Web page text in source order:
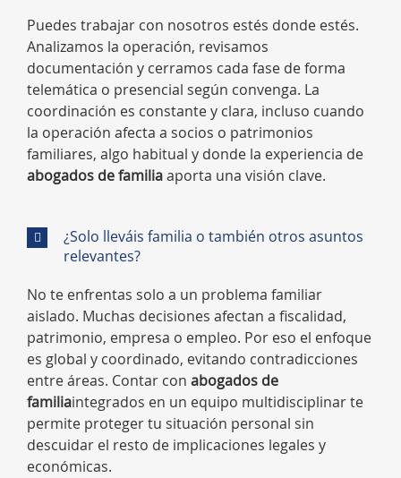
Puedes trabajar con nosotros estés donde estés.
Analizamos la operación, revisamos
documentación y cerramos cada fase de forma
telemática o presencial según convenga. La
coordinación es constante y clara, incluso cuando
la operación afecta a socios o patrimonios
familiares, algo habitual y donde la experiencia de
abogados de familiaaporta una visión clave.
¿Solo lleváis familia o también otros asuntos
relevantes?
No te enfrentas solo a un problema familiar
aislado. Muchas decisiones afectan a fiscalidad,
patrimonio, empresa o empleo. Por eso el enfoque
es global y coordinado, evitando contradicciones
entre áreas. Contar con abogados de
familiaintegrados en un equipo multidisciplinar te
permite proteger tu situación personal sin
descuidar el resto de implicaciones legales y
económicas.